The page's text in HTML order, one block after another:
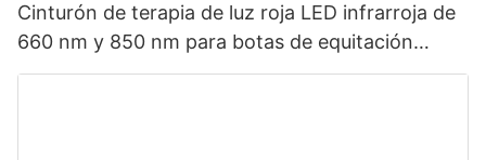
Cinturón de terapia de luz roja LED infrarroja de
660 nm y 850 nm para botas de equitación
(disponible en outlet de fábrica).